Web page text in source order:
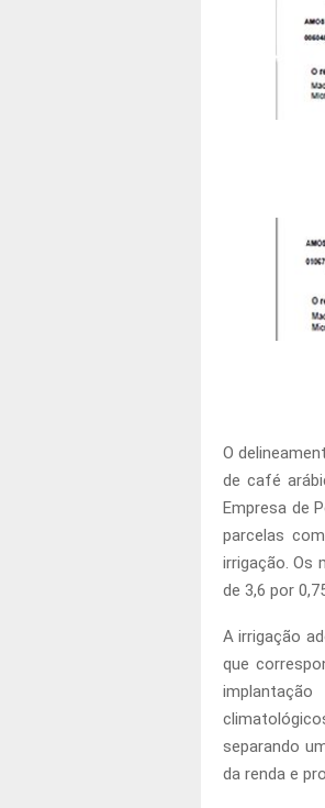
O
de café
Empresa de
parcelas
irrigação. Os
de 3,6 por
A irrigação
que
separando
da renda e